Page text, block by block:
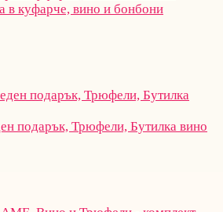
в куфарче, вино и бонбони
подарък, Трюфели, Бутилка вино